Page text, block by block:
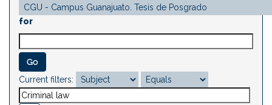
for
Current filters: